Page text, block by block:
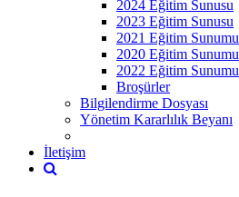
2024 Eğitim Sunusu
2023 Eğitim Sunusu
2021 Eğitim Sunumu
2020 Eğitim Sunumu
2022 Eğitim Sunumu
Broşürler
Bilgilendirme Dosyası
Yönetim Kararlılık Beyanı
İletişim